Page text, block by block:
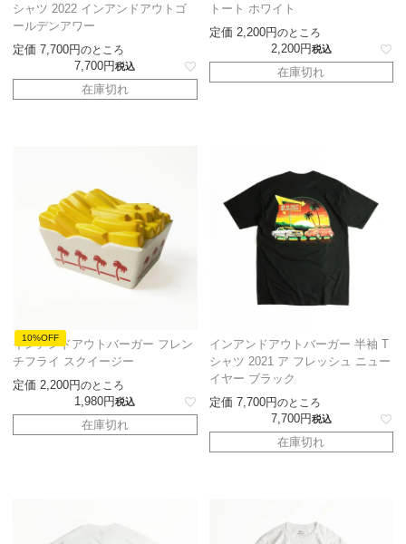
シャツ 2022 インアンドアウトゴ
ールデンアワー
定価 7,700 のところ
7,700 税込
在庫切れ
トート ホワイト
定価 2,200 のところ
2,200 税込
在庫切れ
10%OFF
インアンドアウトバーガー フレン
チフライ スクイージー
定価 2,200 のところ
1,980 税込
在庫切れ
インアンドアウトバーガー 半袖 T
シャツ 2021 ア フレッシュ ニュー
イヤー ブラック
定価 7,700 のところ
7,700 税込
在庫切れ